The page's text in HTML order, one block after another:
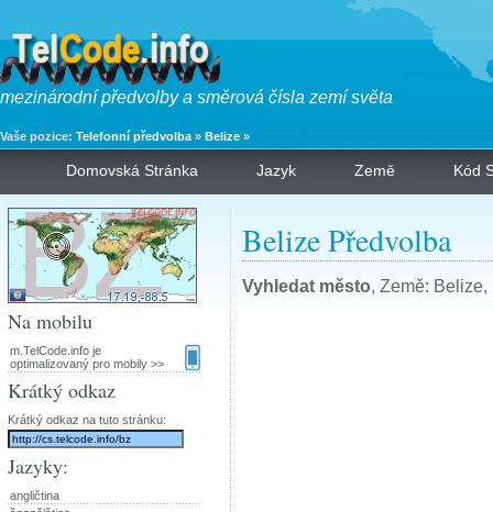
mezinárodní předvolby a směrová čísla zemí světa
Vaše pozice: Telefonní předvolba » Belize »
Domovská Stránka Jazyk Země Kód
Belize Předvolba
Vyhledat město, Země:
Na mobilu
m.TelCode.info je
optimalizovaný pro mobily >>
Krátký odkaz
Krátký odkaz na tuto stránku:
Jazyky:
angličtina